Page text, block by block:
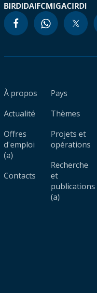
BIRDIDAIFCMIGACIRDI
À propos
Actualité
Offres
d'emploi
(a)
Contacts
Pays
Thèmes
Projets et
opérations
Recherche
et
publications
(a)